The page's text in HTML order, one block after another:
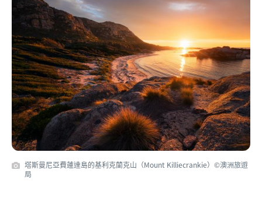
塔斯曼尼亞費蓮達島的基利克蘭克山（Mount Killiecrankie）©澳洲旅遊
局